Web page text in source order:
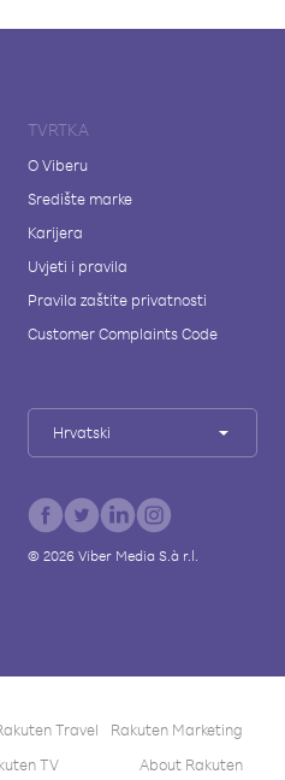
TVRTKA
O Viberu
Središte marke
Karijera
Uvjeti i pravila
Pravila zaštite privatnosti
Customer Complaints Code
Hrvatski
© 2026Viber Media S.à r.l.
Travel
Rakuten Marketing
TV About Rakuten